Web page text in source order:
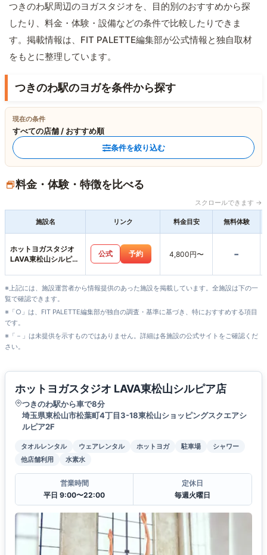
つきのわ駅周辺のヨガスタジオを、目的別のおすすめから探
したり、料金・体験・設備などの条件で比較したりできま
す。掲載情報は、FIT PALETTE編集部が公式情報と独自取材
をもとに整理しています。
つきのわ駅のヨガを条件から探す
現在の条件
すべての店舗 / おすすめ順
条件を絞り込む
料金・体験・特徴を比べる
スクロールできます →
施設名 リンク 料金目安 無料体験
ホットヨガスタジオ
LAVA東松山シルピア
公式 予約 4,800円〜 -
※上記には、施設運営者から情報提供のあった施設を掲載しています。全施設は下の一
覧で確認できます。
※「○」は、FIT PALETTE編集部が独自の調査・基準に基づき、特におすすめする項目
です。
※「－」は未提供を示すものではありません。詳細は各施設の公式サイトをご確認くだ
さい。
ホットヨガスタジオ LAVA東松山シルピア店
つきのわ駅から車で8分
埼玉県東松山市松葉町4丁目3-18東松山ショッピングスクエアシ
ルピア2F
タオルレンタル ウェアレンタル ホットヨガ 駐車場
シャワー
他店舗利用
水素水
営業時間
平日 9:00〜22:00
定休日
毎週火曜日